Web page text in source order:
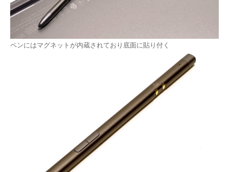
ペンにはマグネットが内蔵されており底面に貼り付く